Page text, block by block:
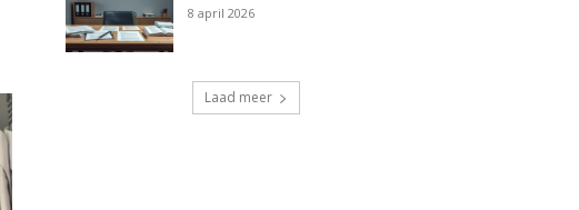
8 april 2026
Laad meer